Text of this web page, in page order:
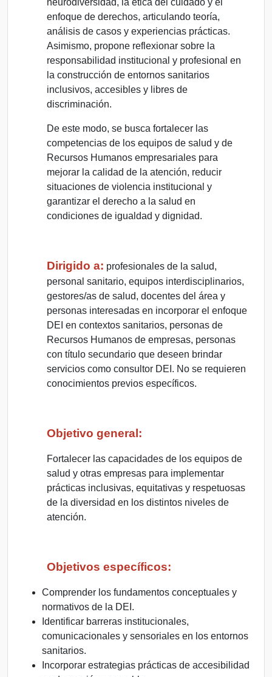
neurodiversidad, la ética del cuidado y el
enfoque de derechos, articulando teoría,
análisis de casos y experiencias prácticas.
Asimismo, propone reflexionar sobre la
responsabilidad institucional y profesional en
la construcción de entornos sanitarios
inclusivos, accesibles y libres de
discriminación.
De este modo, se busca fortalecer las
competencias de los equipos de salud y de
Recursos Humanos empresariales para
mejorar la calidad de la atención, reducir
situaciones de violencia institucional y
garantizar el derecho a la salud en
condiciones de igualdad y dignidad.
Dirigido a: profesionales de la salud,
personal sanitario, equipos interdisciplinarios,
gestores/as de salud, docentes del área y
personas interesadas en incorporar el enfoque
DEI en contextos sanitarios, personas de
Recursos Humanos de empresas, personas
con título secundario que deseen brindar
servicios como consultor DEI. No se requieren
conocimientos previos específicos.
Objetivo general:
Fortalecer las capacidades de los equipos de
salud y otras empresas para implementar
prácticas inclusivas, equitativas y respetuosas
de la diversidad en los distintos niveles de
atención.
Objetivos específicos:
Comprender los fundamentos conceptuales y
normativos de la DEI.
Identificar barreras institucionales,
comunicacionales y sensoriales en los entornos
sanitarios.
Incorporar estrategias prácticas de accesibilidad